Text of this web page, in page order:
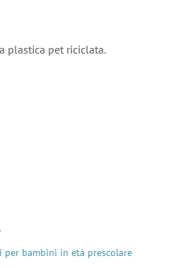
plastica pet riciclata.
per bambini in età prescolare